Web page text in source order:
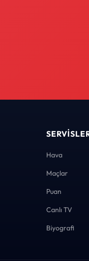
Hava
Maçlar
Puan
Canlı TV
Biyografi